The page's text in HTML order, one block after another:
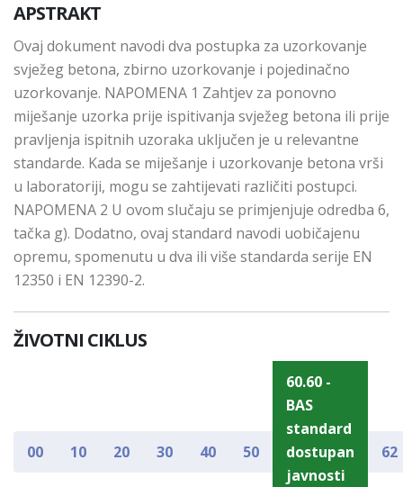
APSTRAKT
Ovaj dokument navodi dva postupka za uzorkovanje
svježeg betona, zbirno uzorkovanje i pojedinačno
uzorkovanje. NAPOMENA 1 Zahtjev za ponovno
miješanje uzorka prije ispitivanja svježeg betona ili prije
pravljenja ispitnih uzoraka uključen je u relevantne
standarde. Kada se miješanje i uzorkovanje betona vrši
u laboratoriji, mogu se zahtijevati različiti postupci.
NAPOMENA 2 U ovom slučaju se primjenjuje odredba 6,
tačka g). Dodatno, ovaj standard navodi uobičajenu
opremu, spomenutu u dva ili više standarda serije EN
12350 i EN 12390-2.
ŽIVOTNI CIKLUS
00 10 20 30 40 50
60.60 -
BAS
standard
dostupan
javnosti
62